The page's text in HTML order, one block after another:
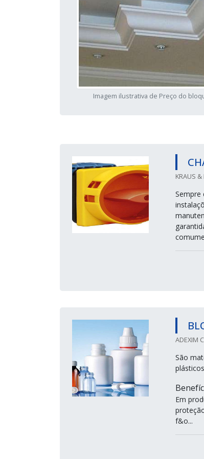
Imagem ilustrativa de Preço do
KRAUS
Sempre
ADEXIM
São
Em
f&o...